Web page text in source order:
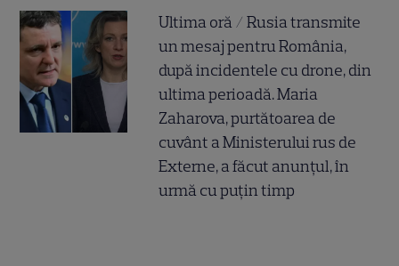
Ultima oră / Rusia transmite
un mesaj pentru România,
după incidentele cu drone, din
ultima perioadă. Maria
Zaharova, purtătoarea de
cuvânt a Ministerului rus de
Externe, a făcut anunțul, în
urmă cu puțin timp